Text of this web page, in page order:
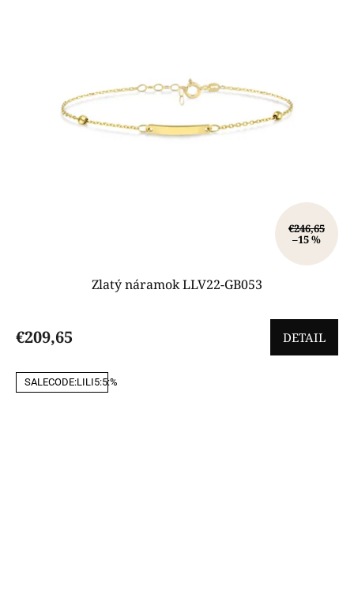
€246,65
–15 %
Zlatý náramok LLV22-GB053
€209,65 DETAIL
SALECODE:LILI5:5:%